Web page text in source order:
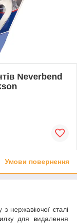
Neverbend
Умови повернення
з нержавіючої сталі
для видалення